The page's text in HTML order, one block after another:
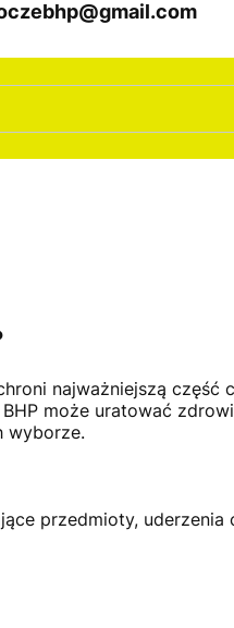
najważniejszą część
może uratować
wyborze.
przedmioty,